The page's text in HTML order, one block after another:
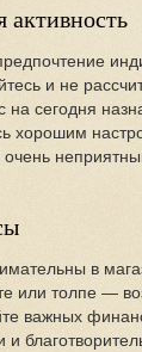
активность
и не
на сегодня
хорошим
очень
в
или толпе —
важных
и